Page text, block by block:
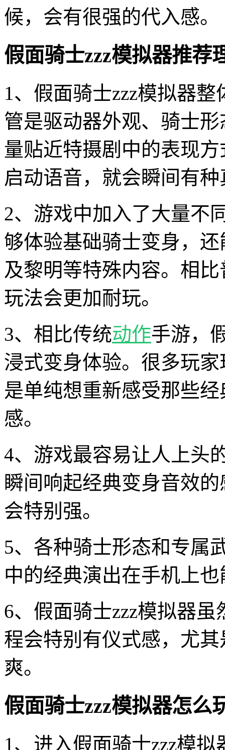
候，会有很强的代入感。
假面骑士zzz模拟器推荐
1、假面骑士zzz模拟器
管是驱动器外观、骑士形
量贴近特摄剧中的表现
启动语音，就会瞬间有
2、游戏中加入了大量不
够体验基础骑士变身，
及黎明等特殊内容。相
玩法会更加耐玩。
3、相比传统动作手游，
浸式变身体验。很多玩
是单纯想重新感受那些
感。
4、游戏最容易让人上头
瞬间响起经典变身音效
会特别强。
5、各种骑士形态和专属
中的经典演出在手机上
6、假面骑士zzz模拟器
程会特别有仪式感，尤
爽。
假面骑士zzz模拟器怎么
1、进入假面骑士zzz模